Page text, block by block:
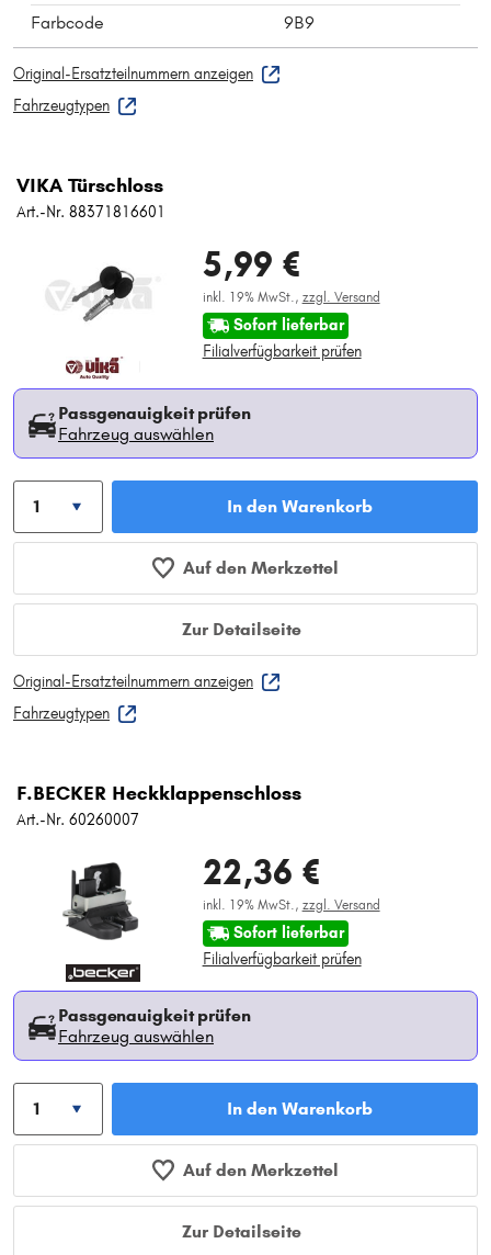
Farbcode
9B9
Original-Ersatzteilnummern anzeigen
Fahrzeugtypen
VIKA Türschloss
Art.-Nr. 88371816601
5,99 €
inkl. 19% MwSt., zzgl. Versand
Sofort lieferbar
Filialverfügbarkeit prüfen
Passgenauigkeit prüfen
Fahrzeug auswählen
In den Warenkorb
Auf den Merkzettel
Zur Detailseite
Original-Ersatzteilnummern anzeigen
Fahrzeugtypen
F.BECKER Heckklappenschloss
Art.-Nr. 60260007
22,36 €
inkl. 19% MwSt., zzgl. Versand
Sofort lieferbar
Filialverfügbarkeit prüfen
Passgenauigkeit prüfen
Fahrzeug auswählen
In den Warenkorb
Auf den Merkzettel
Zur Detailseite